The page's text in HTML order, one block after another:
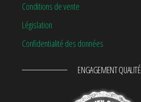
Conditions de vente
Législation
Confidentialité des données
ENGAGEMENT QUALITÉ